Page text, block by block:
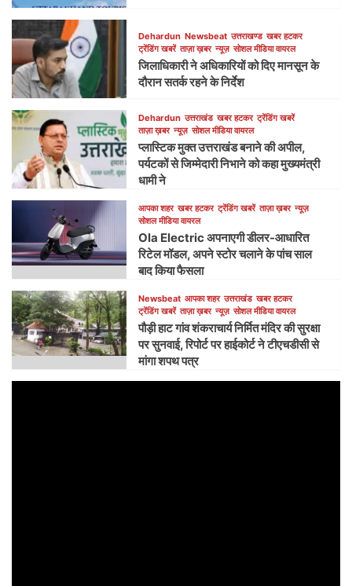
Dehardun Newsbeat उत्तराखण्ड खबर हटकर
ट्रेंडिंग खबरें ताज़ा ख़बर न्यूज़ सोशल मीडिया वायरल
जिलाधिकारी ने अधिकारियों को दिए मानसून के
दौरान सतर्क रहने के निर्देश
Dehardun उत्तराखंड खबर हटकर ट्रेंडिंग खबरें
ताज़ा ख़बर न्यूज़ सोशल मीडिया वायरल
प्लास्टिक मुक्त उत्तराखंड बनाने की अपील,
पर्यटकों से जिम्मेदारी निभाने को कहा मुख्यमंत्री
धामी ने
आपका शहर खबर हटकर ट्रेंडिंग खबरें ताज़ा ख़बर न्यूज़
सोशल मीडिया वायरल
Ola Electric अपनाएगी डीलर-आधारित
रिटेल मॉडल, अपने स्टोर चलाने के पांच साल
बाद किया फैसला
Newsbeat आपका शहर उत्तराखंड खबर हटकर
ट्रेंडिंग खबरें ताज़ा ख़बर न्यूज़ सोशल मीडिया वायरल
पौड़ी हाट गांव शंकराचार्य निर्मित मंदिर की सुरक्षा
पर सुनवाई, रिपोर्ट पर हाईकोर्ट ने टीएचडीसी से
मांगा शपथ पत्र